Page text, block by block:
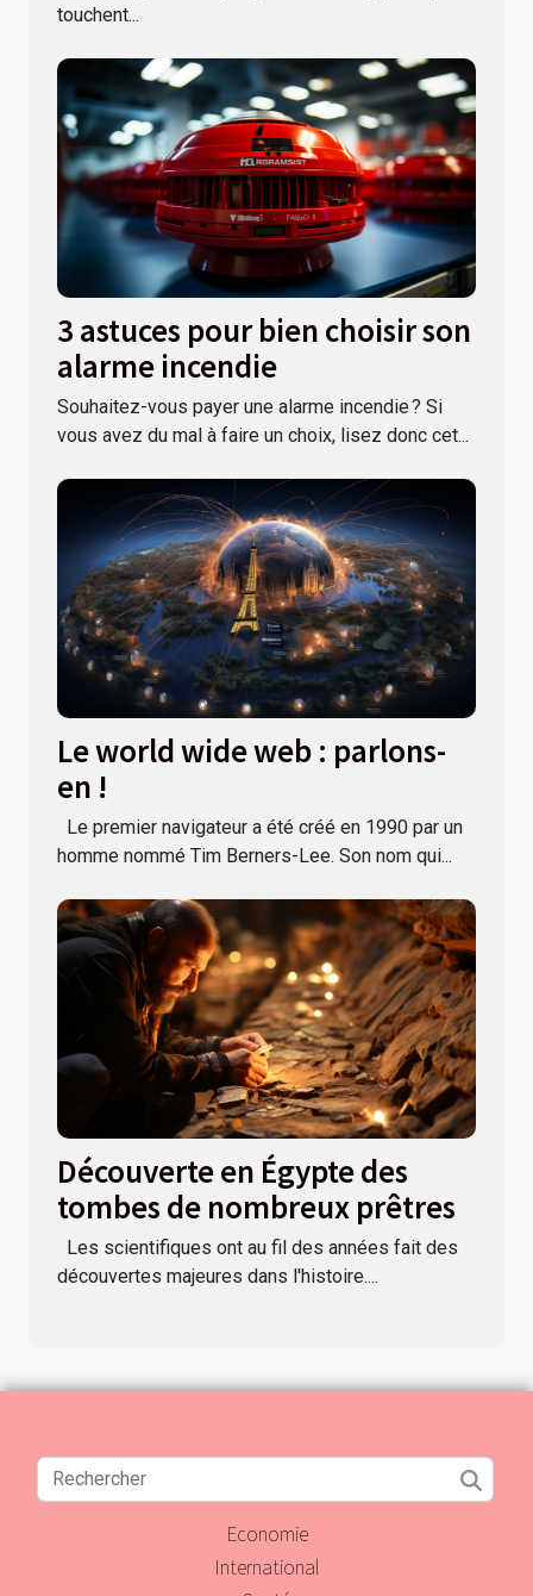
touchent...
3 astuces pour bien choisir son
alarme incendie
Souhaitez-vous payer une alarme incendie ? Si
vous avez du mal à faire un choix, lisez donc cet...
Le world wide web : parlons-
en !
Le premier navigateur a été créé en 1990 par un
homme nommé Tim Berners-Lee. Son nom qui...
Découverte en Égypte des
tombes de nombreux prêtres
Les scientifiques ont au fil des années fait des
découvertes majeures dans l'histoire....
Economie
International